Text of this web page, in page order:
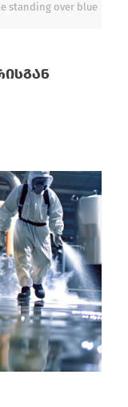
standing over blue